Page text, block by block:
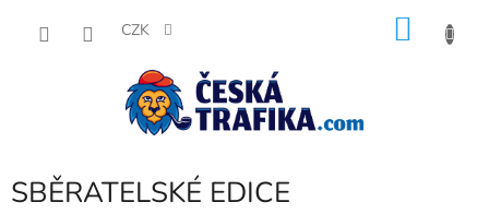
CZK
SBĚRATELSKÉ EDICE